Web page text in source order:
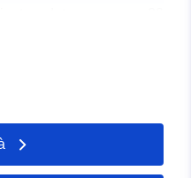
data.europa.eu/88u/dataset/
klz-